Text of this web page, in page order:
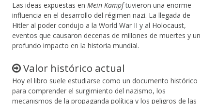
Las ideas expuestas en Mein Kampftuvieron una enorme
influencia en el desarrollo del régimen nazi. La llegada de
Hitler al poder condujo a la World War II y al Holocaust,
eventos que causaron decenas de millones de muertes y un
profundo impacto en la historia mundial.
Valor histórico actual
Hoy el libro suele estudiarse como un documento histórico
para comprender el surgimiento del nazismo, los
mecanismos de la propaganda política y los peligros de las